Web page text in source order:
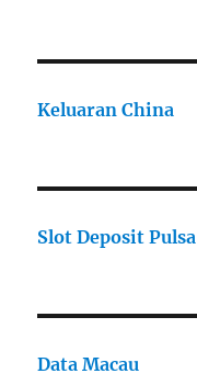
Keluaran China
Slot Deposit Pulsa
Data Macau